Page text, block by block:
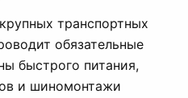
транспортных
обязательные
быстрого питания,
и шиномонтажи